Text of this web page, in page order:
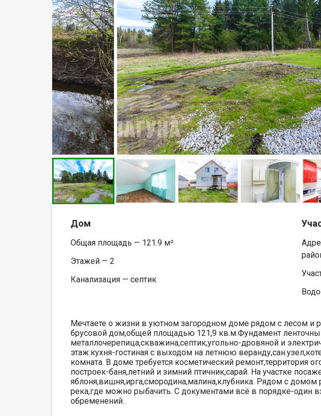
Дом
Общая площадь — 121.9 м²
Этажей — 2
Канализация — септик
Мечтаете о жизни в уютном загородном доме рядом с лесом и
брусовой дом,общей площадью 121,9 кв.м.Фундамент
металлочерепица,скважина,септик,угольно-дровяной и
этаж:кухня-гостиная с выходом на летнюю
комната. В доме требуется косметический ремонт,территория
построек-баня,летний и зимний птичник,сарай. На участке
яблоня,вишня,ирга,смородина,малина,клубника. Рядом с домом
река,где можно рыбачить. С документами всё в порядке-один
обременений.